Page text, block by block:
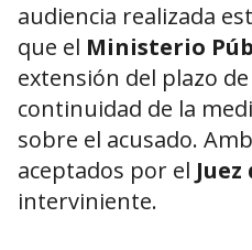
audiencia realizada
que el Ministerio
extensión del plazo
continuidad de la
sobre el acusado.
aceptados por el
interviniente.